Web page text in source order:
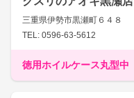
三重県伊勢市黒瀬町６４８
TEL: 0596-63-5612
徳用ホイルケース丸型中